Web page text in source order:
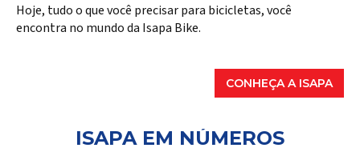
Hoje, tudo o que você precisar para bicicletas, você
encontra no mundo da Isapa Bike.
CONHEÇA A ISAPA
ISAPA EM NÚMEROS